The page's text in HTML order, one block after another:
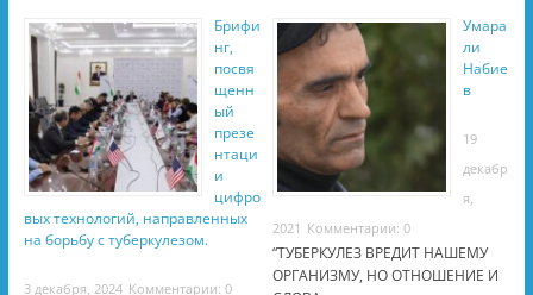
Брифи
нг,
посвя
щенн
ый
презе
нтаци
и
цифро
вых технологий, направленных
на борьбу с туберкулезом.
3 декабря, 2024 Комментарии: 0
Умара
ли
Набие
в
19
декабр
я,
2021 Комментарии: 0
“ТУБЕРКУЛЕЗ ВРЕДИТ НАШЕМУ
ОРГАНИЗМУ, НО ОТНОШЕНИЕ И